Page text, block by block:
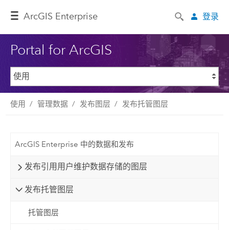
ArcGIS Enterprise 登录
Portal for ArcGIS
使用 管理数据 发布图层 发布托管图层
ArcGIS Enterprise 中的数据和发布
发布引用用户维护数据存储的图层
发布托管图层
托管图层